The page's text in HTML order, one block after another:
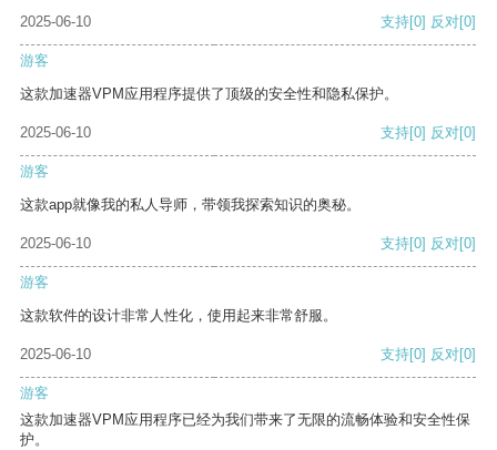
2025-06-10
支持[0] 反对[0]
游客
这款加速器VPM应用程序提供了顶级的安全性和隐私保护。
2025-06-10 支持[0] 反对[0]
游客
这款app就像我的私人导师，带领我探索知识的奥秘。
2025-06-10 支持[0] 反对[0]
游客
这款软件的设计非常人性化，使用起来非常舒服。
2025-06-10 支持[0] 反对[0]
游客
这款加速器VPM应用程序已经为我们带来了无限的流畅体验和安全性保
护。